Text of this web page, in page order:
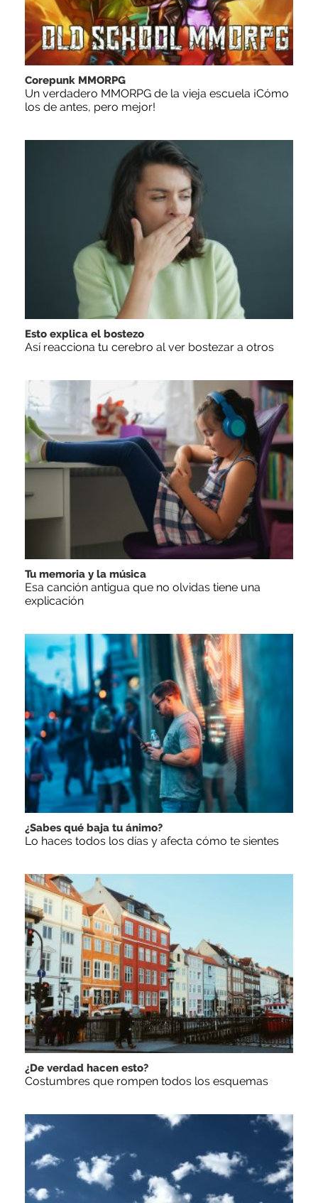
Corepunk MMORPG
Un verdadero MMORPG de la vieja escuela ¡Cómo
los de antes, pero mejor!
Esto explica el bostezo
Así reacciona tu cerebro al ver bostezar a otros
Tu memoria y la música
Esa canción antigua que no olvidas tiene una
explicación
¿Sabes qué baja tu ánimo?
Lo haces todos los días y afecta cómo te sientes
¿De verdad hacen esto?
Costumbres que rompen todos los esquemas